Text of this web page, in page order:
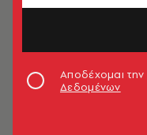
Αποδέχομαι την
Δεδομένων